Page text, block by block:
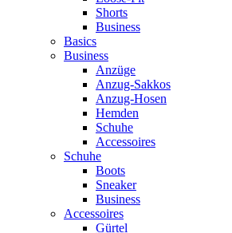
Shorts
Business
Basics
Business
Anzüge
Anzug-Sakkos
Anzug-Hosen
Hemden
Schuhe
Accessoires
Schuhe
Boots
Sneaker
Business
Accessoires
Gürtel